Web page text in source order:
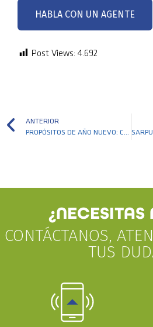
HABLA CON UN AGENTE
Post Views: 4.692
ANTERIOR
¿NECESITAS
CONTÁCTANOS,
TUS